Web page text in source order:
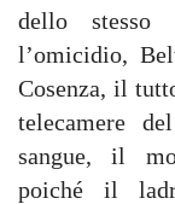
dello stesso
l’omicidio,
Cosenza, il
telecamere
sangue, il
poiché il